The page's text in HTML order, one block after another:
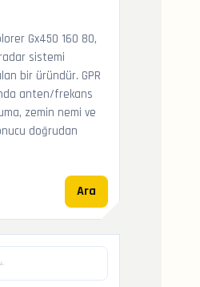
Gx450 160 80,
sistemi
bir üründür. GPR
anten/frekans
zemin nemi ve
doğrudan
Ara